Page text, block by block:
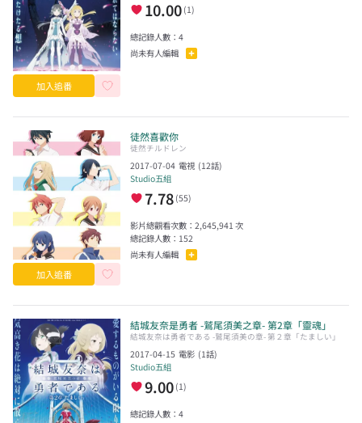
加入追番
10.00 (1)
總記錄人數：4
尚未有人編輯
加入追番
徒然喜歡你
徒然チルドレン
2017-07-04 電視 (12話)
Studio五組
7.78 (55)
影片總觀看次數：2,645,941 次
總記錄人數： 152
尚未有人編輯
結城友奈是勇者 -鷲尾須美之章- 第2章「靈魂」
結城友奈は勇者である -鷲尾須美の章- 第２章「たましい」
2017-04-15 電影 (1話)
Studio五組
9.00 (1)
總記錄人數：4